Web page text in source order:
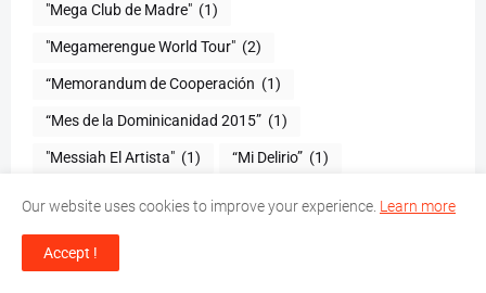
"Mega Club de Madre" (1)
"Megamerengue World Tour" (2)
“Memorandum de Cooperación (1)
“Mes de la Dominicanidad 2015” (1)
"Messiah El Artista" (1) “Mi Delirio” (1)
“Mi novia y yo
“Mi Precioso Manatí”
Our website uses cookies to improve your experience. Learn more
Accept !